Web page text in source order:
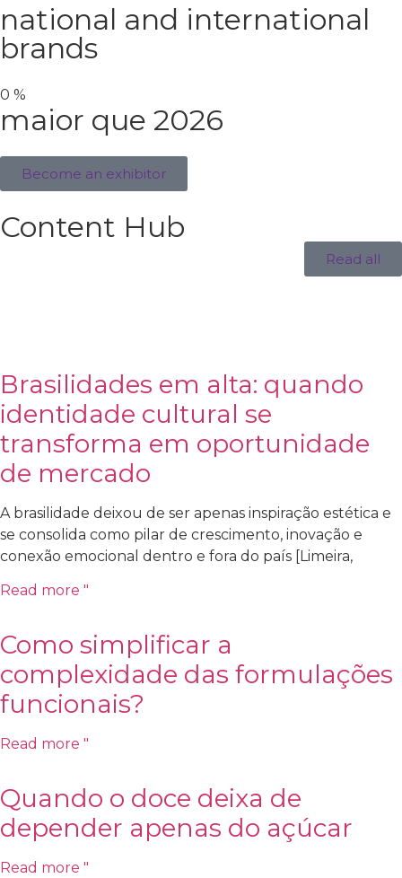
national and international
brands
0 %
maior que 2026
Become an exhibitor
Content Hub
Read all
Brasilidades em alta: quando
identidade cultural se
transforma em oportunidade
de mercado
A brasilidade deixou de ser apenas inspiração estética e
se consolida como pilar de crescimento, inovação e
conexão emocional dentro e fora do país [Limeira,
Read more "
Como simplificar a
complexidade das formulações
funcionais?
Read more "
Quando o doce deixa de
depender apenas do açúcar
Read more "